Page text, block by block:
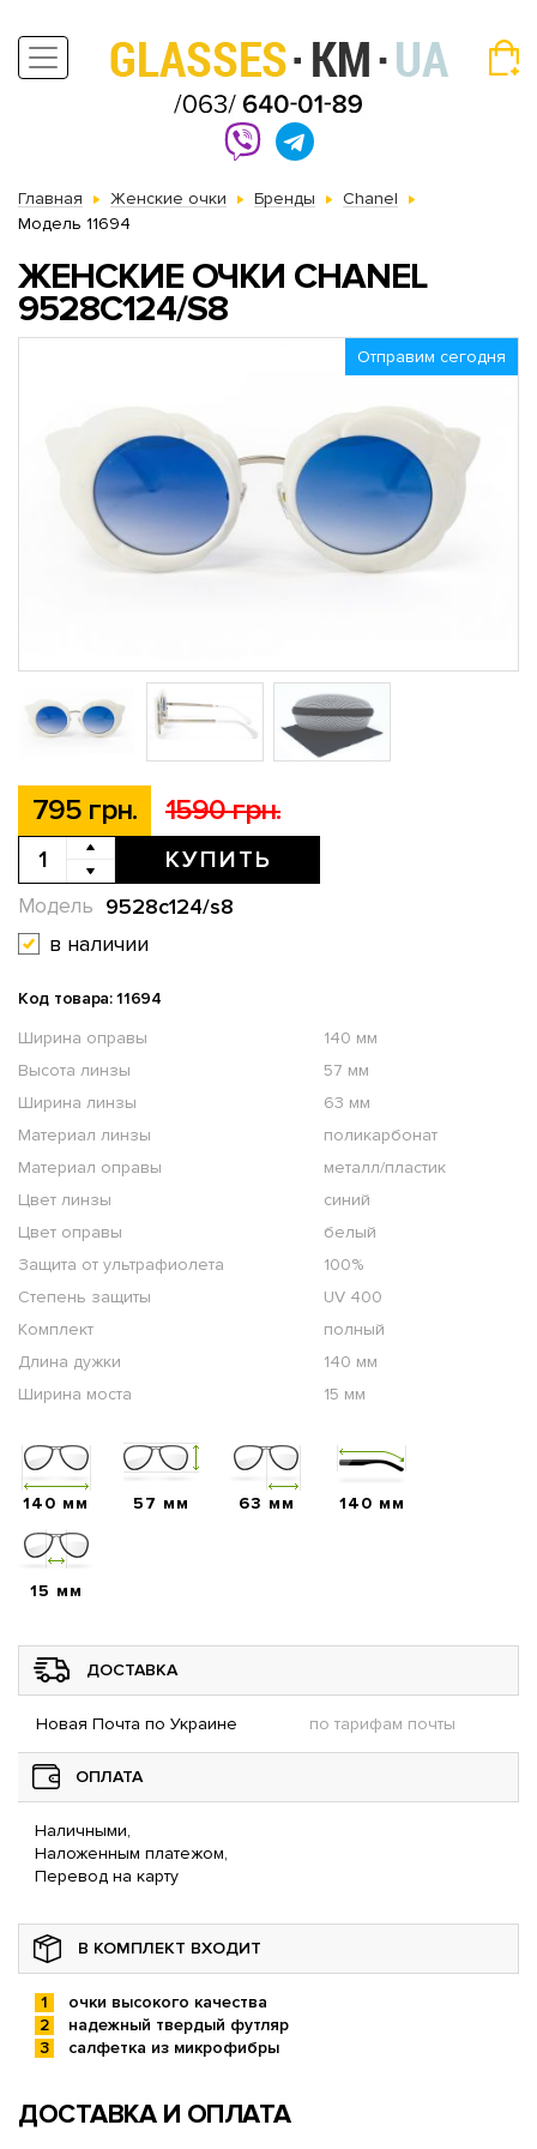
Главная Женские очки Бренды
Chanel
Модель 11694
ЖЕНСКИЕ ОЧКИ CHANEL
9528C124/S8
Отправим сегодня
795 грн. 1590 грн.
КУПИТЬ
9528c124/s8
Модель
в наличии
Код товара: 11694
Ширина оправы
140 мм
Высота линзы
57 мм
Ширина линзы
63 мм
Материал линзы
поликарбонат
Материал оправы
металл/пластик
Цвет линзы
синий
Цвет оправы
белый
Защита от ультрафиолета
100%
Степень защиты
UV 400
Комплект
полный
Длина дужки
140 мм
Ширина моста
15 мм
140 мм 57 мм 63 мм 140 мм
15 мм
ДОСТАВКА
Новая Почта по Украине по тарифам почты
ОПЛАТА
Наличными,
Наложенным платежом,
Перевод на карту
В КОМПЛЕКТ ВХОДИТ
очки высокого качества
надежный твердый футляр
салфетка из микрофибры
ДОСТАВКА И ОПЛАТА